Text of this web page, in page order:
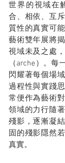
世界的視域在
合、相依、互
質性的真實可
藝術雙年展將
視域未及之處
（arche）。
閃耀著每個場
過程性與實踐
常便作為藝術
領域的力行隨
殘影，逐漸凝
固的殘影隱然
真實。